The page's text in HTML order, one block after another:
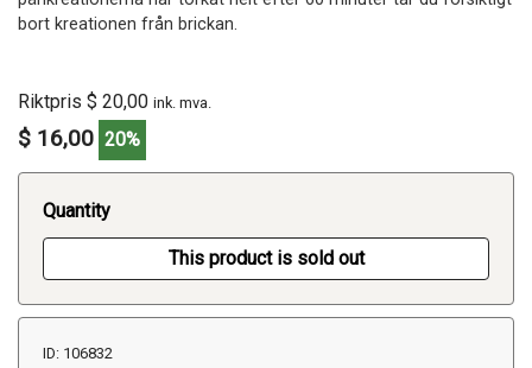
bort kreationen från brickan.
Riktpris $ 20,00 ink. mva.
$ 16,00 20%
Quantity
This product is sold out
ID: 106832